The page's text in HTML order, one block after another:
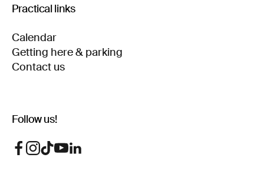
Practical links
Calendar
Getting here & parking
Contact us
Follow us!